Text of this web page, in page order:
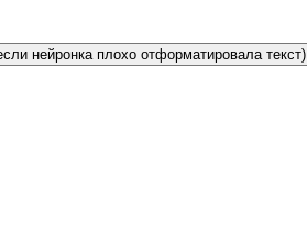
нейронка плохо отформатировала текст)